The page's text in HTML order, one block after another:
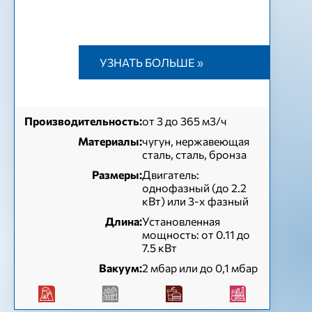
УЗНАТЬ БОЛЬШЕ »
Производительность:от 3 до 365 м3/ч
Материалы:чугун, нержавеющая
сталь, сталь, бронза
Размеры:Двигатель:
однофазный (до 2.2
кВт) или 3-х фазный
Длина:Установленная
мощность: от 0.11 до
7.5 кВт
Вакуум:2 мбар или до 0,1 мбар